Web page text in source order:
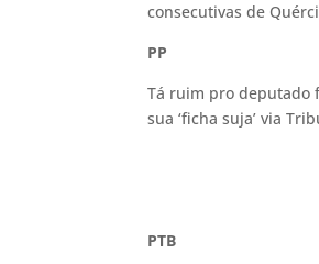
consecutivas de
PP
Tá ruim pro deputado
sua ‘ficha suja’ via
PTB